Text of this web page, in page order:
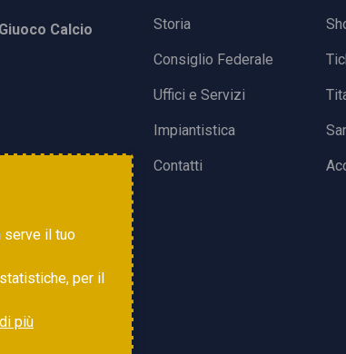
Calcio
Storia
Consiglio Federale
Uffici e Servizi
Impiantistica
Contatti
serve il tuo
per il
più